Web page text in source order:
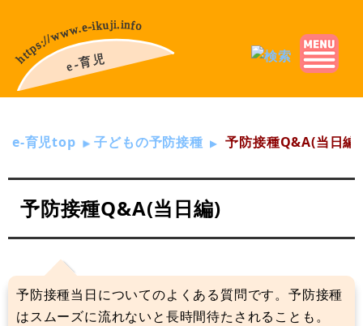
e-育児top 子どもの予防接種 予防接種Q&A(当日編)
予防接種Q&A(当日編)
予防接種当日についてのよくある質問です。予防接種
はスムーズに流れないと長時間待たされることも。